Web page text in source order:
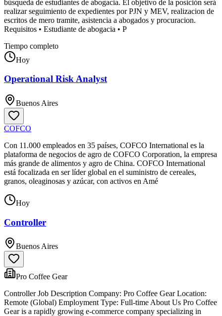
búsqueda de estudiantes de abogacia. El objetivo de la posición será
realizar seguimiento de expedientes por PJN y MEV, realizacion de
escritos de mero tramite, asistencia a abogados y procuracion.
Requisitos • Estudiante de abogacia • P
Tiempo completo
Hoy
Operational Risk Analyst
Buenos Aires
COFCO
Con 11.000 empleados en 35 países, COFCO International es la
plataforma de negocios de agro de COFCO Corporation, la empresa
más grande de alimentos y agro de China. COFCO International
está focalizada en ser líder global en el suministro de cereales,
granos, oleaginosas y azúcar, con activos en Amé
Hoy
Controller
Buenos Aires
Pro Coffee Gear
Controller Job Description Company: Pro Coffee Gear Location:
Remote (Global) Employment Type: Full-time About Us Pro Coffee
Gear is a rapidly growing e-commerce company specializing in